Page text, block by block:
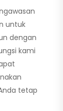
untuk
dengan
kami
tetap